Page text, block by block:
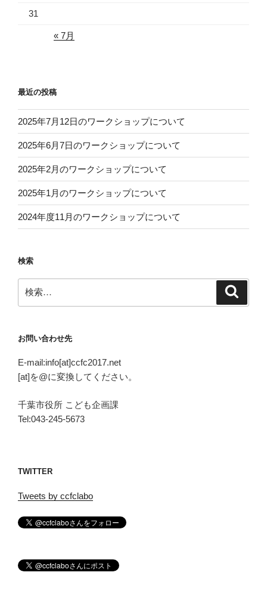
31
« 7月
最近の投稿
2025年7月12日のワークショップについて
2025年6月7日のワークショップについて
2025年2月のワークショップについて
2025年1月のワークショップについて
2024年度11月のワークショップについて
検索
索:
お問い合わせ先
E-mail:info[at]ccfc2017.net
[at]を@に変換してください。
千葉市役所 こども企画課
Tel:043-245-5673
TWITTER
Tweets by ccfclabo